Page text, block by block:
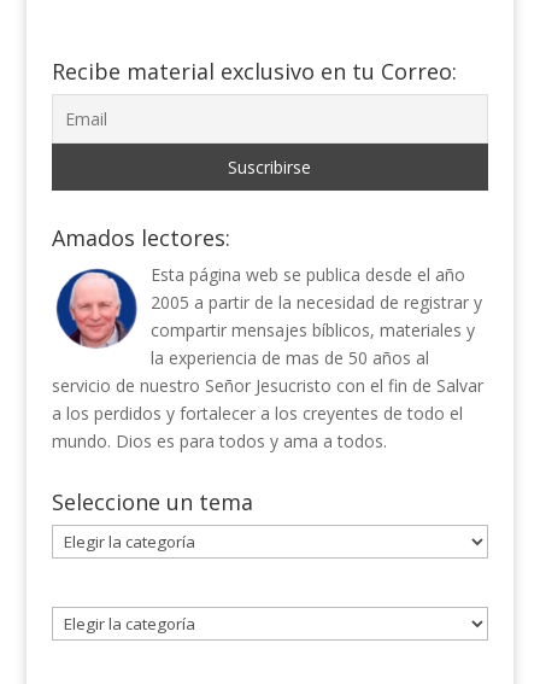
Recibe material exclusivo en tu Correo:
Amados lectores:
Esta página web se publica desde el año
2005 a partir de la necesidad de registrar y
compartir mensajes bíblicos, materiales y
la experiencia de mas de 50 años al
servicio de nuestro Señor Jesucristo con el fin de Salvar
a los perdidos y fortalecer a los creyentes de todo el
mundo. Dios es para todos y ama a todos.
Seleccione un tema
Seleccione
un